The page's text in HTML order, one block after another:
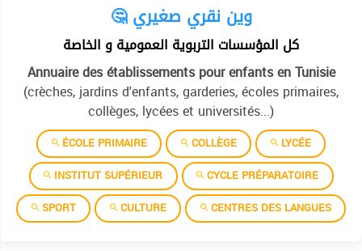
🤔 وين نقري صغيري
كل المؤسسات التربوية العمومية و الخاصة
Annuaire des établissements pour enfants en Tunisie
(crèches, jardins d'enfants, garderies, écoles primaires,
collèges, lycées et universités...)
ÉCOLE PRIMAIRE COLLÈGE
LYCÉE
INSTITUT SUPÉRIEUR
CYCLE PRÉPARATOIRE
SPORT
CULTURE CENTRES DES LANGUES